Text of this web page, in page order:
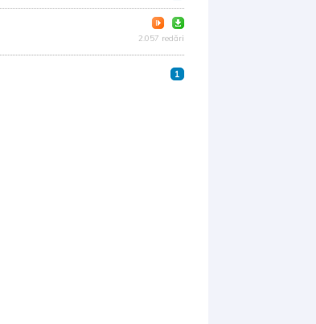
2.057 redări
1